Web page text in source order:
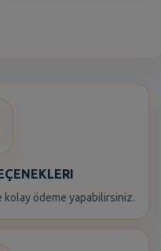
kolay ödeme yapabilirsiniz.